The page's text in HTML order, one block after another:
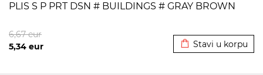
PLIS S P PRT DSN # BUILDINGS # GRAY BROWN
5,34 eur
6,67eur
Stavi u korpu